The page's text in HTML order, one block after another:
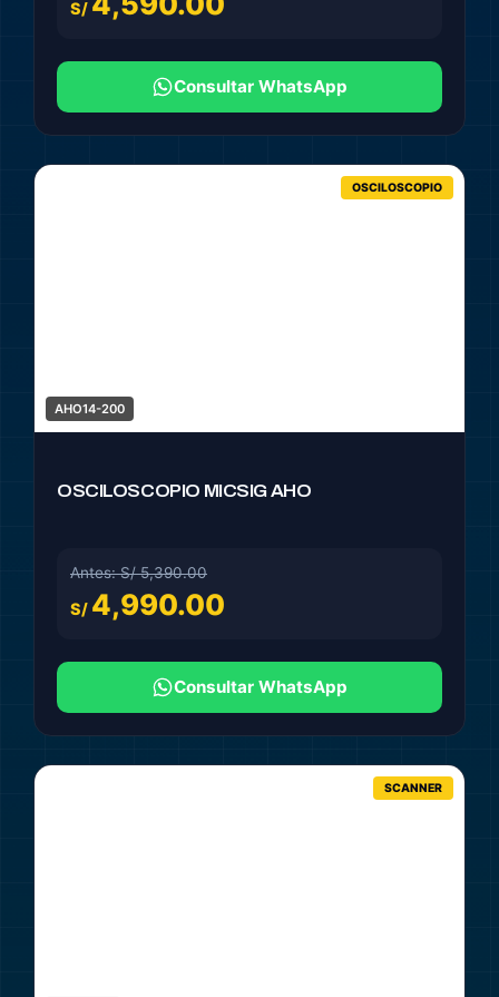
S/
Consultar WhatsApp
OSCILOSCOPIO
AHO14-200
OSCILOSCOPIO MICSIG AHO
Antes: S/ 5,390.00
S/ 4,990.00
Consultar WhatsApp
SCANNER